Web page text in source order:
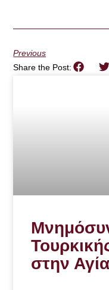
Previous
Share the Post:
στην